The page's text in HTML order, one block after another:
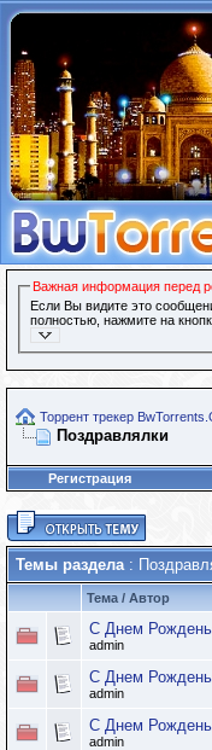
Важная информация перед
Если Вы видите это
полностью, нажмите на
Торрент трекер
Поздравлялки
Регистрация
Темы раздела:
Тема / Автор
С Днем
admin
С Днем
admin
С Днем
admin